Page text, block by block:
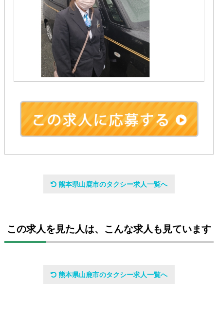
会社名
熊本県山鹿市鹿本町来民1568
熊本県山鹿市のタクシー求人一覧へ
この求人を見た人は、こんな求人も見ています
熊本県山鹿市のタクシー求人一覧へ